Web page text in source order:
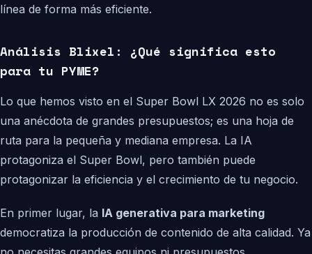
línea de forma más eficiente.
Análisis Blixel: ¿Qué significa esto
para tu PYME?
Lo que hemos visto en el Super Bowl LX 2026 no es solo
una anécdota de grandes presupuestos; es una hoja de
ruta para la pequeña y mediana empresa. La IA
protagoniza el Super Bowl, pero también puede
protagonizar la eficiencia y el crecimiento de tu negocio.
En primer lugar, la IA generativa para marketing
democratiza la producción de contenido de alta calidad. Ya